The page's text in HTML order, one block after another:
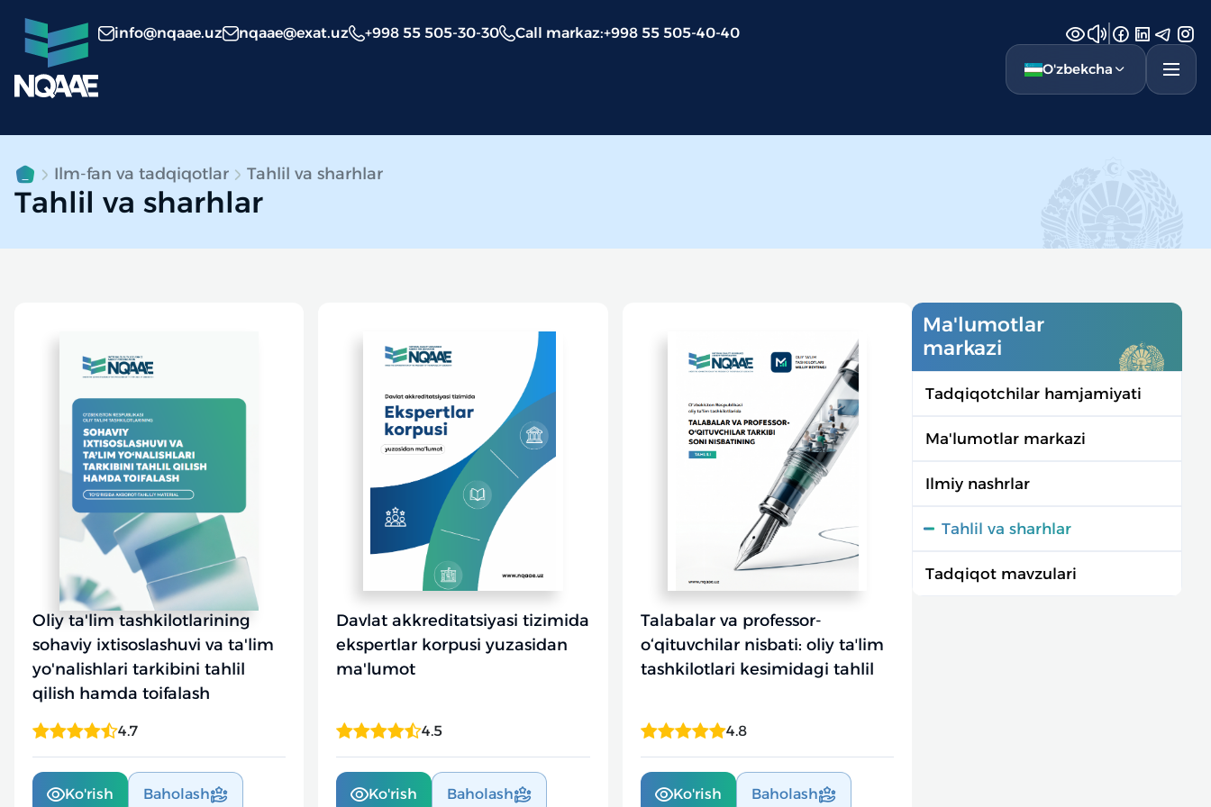
info@nqaae.uz nqaae@exat.uz +998 55 505-30-30 Call markaz:+998 55 505-40-40
O'zbekcha
Ilm-fan va tadqiqotlar Tahlil va sharhlar
Tahlil va sharhlar
Oliy ta'lim tashkilotlarining
sohaviy ixtisoslashuvi va ta'lim
yo'nalishlari tarkibini tahlil
qilish hamda toifalash
4.7
Ko'rish Baholash
Davlat akkreditatsiyasi tizimida
ekspertlar korpusi yuzasidan
ma'lumot
4.5
Ko'rish Baholash
Talabalar va professor-
o‘qituvchilar nisbati: oliy taʼlim
tashkilotlari kesimidagi tahlil
4.8
Ko'rish Baholash
Ma'lumotlar
markazi
Tadqiqotchilar hamjamiyati
Ma'lumotlar markazi
Ilmiy nashrlar
Tahlil va sharhlar
Tadqiqot mavzulari